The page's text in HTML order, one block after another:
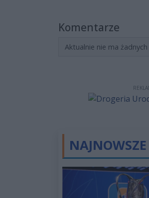
Komentarze
Aktualnie nie ma
NAJNOWSZE